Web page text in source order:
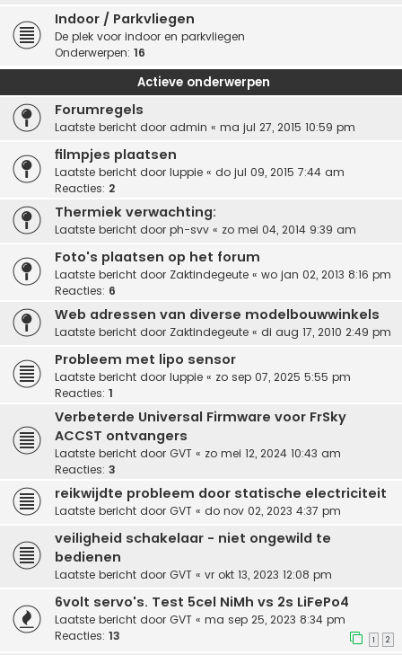
Indoor / Parkvliegen
De plek voor indoor en parkvliegen
Onderwerpen: 16
Actieve onderwerpen
Forumregels
Laatste bericht door admin « ma jul 27, 2015 10:59 pm
filmpjes plaatsen
Laatste bericht door luppie « do jul 09, 2015 7:44 am
Reacties: 2
Thermiek verwachting:
Laatste bericht door ph-svv « zo mei 04, 2014 9:39 am
Foto's plaatsen op het forum
Laatste bericht door Zaktindegeute « wo jan 02, 2013 8:16 pm
Reacties: 6
Web adressen van diverse modelbouwwinkels
Laatste bericht door Zaktindegeute « di aug 17, 2010 2:49 pm
Probleem met lipo sensor
Laatste bericht door luppie « zo sep 07, 2025 5:55 pm
Reacties: 1
Verbeterde Universal Firmware voor FrSky
ACCST ontvangers
Laatste bericht door GVT « zo mei 12, 2024 10:43 am
Reacties: 3
reikwijdte probleem door statische electriciteit
Laatste bericht door GVT « do nov 02, 2023 4:37 pm
veiligheid schakelaar - niet ongewild te
bedienen
Laatste bericht door GVT « vr okt 13, 2023 12:08 pm
6volt servo's. Test 5cel NiMh vs 2s LiFePo4
Laatste bericht door GVT « ma sep 25, 2023 8:34 pm
Reacties: 13 1 2